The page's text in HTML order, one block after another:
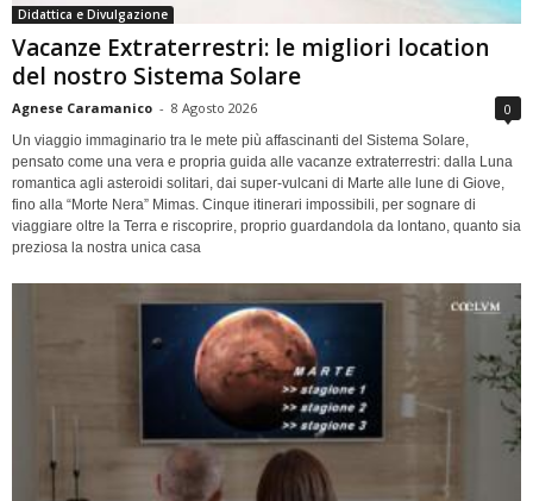
Didattica e Divulgazione
Vacanze Extraterrestri: le migliori location
del nostro Sistema Solare
Agnese Caramanico - 8 Agosto 2026 0
Un viaggio immaginario tra le mete più affascinanti del Sistema Solare,
pensato come una vera e propria guida alle vacanze extraterrestri: dalla Luna
romantica agli asteroidi solitari, dai super-vulcani di Marte alle lune di Giove,
fino alla “Morte Nera” Mimas. Cinque itinerari impossibili, per sognare di
viaggiare oltre la Terra e riscoprire, proprio guardandola da lontano, quanto sia
preziosa la nostra unica casa